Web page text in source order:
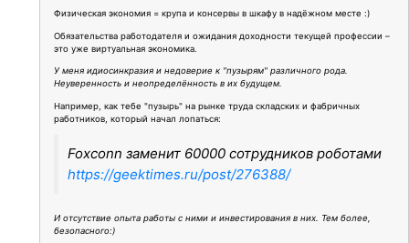
Физическая экономия = крупа и консервы в шкафу в надёжном месте :)
Обязательства работодателя и ожидания доходности текущей профессии –
это уже виртуальная экономика.
У меня идиосинкразия и недоверие к "пузырям" различного рода.
Неуверенность и неопределённость в их будущем.
Например, как тебе "пузырь" на рынке труда складских и фабричных
работников, который начал лопаться:
Foxconn заменит 60000 сотрудников роботами
https://geektimes.ru/post/276388/
И отсутствие опыта работы с ними и инвестирования в них. Тем более,
безопасного:)